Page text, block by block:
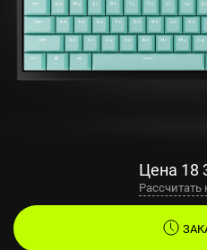
Цена 18
Рассчитать